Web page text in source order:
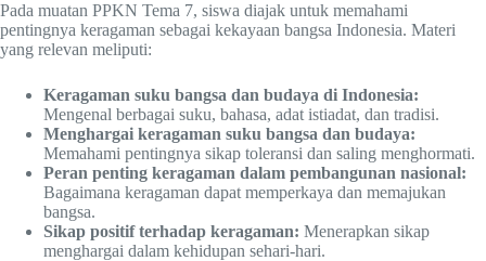
Pada muatan PPKN Tema 7, siswa diajak untuk memahami
pentingnya keragaman sebagai kekayaan bangsa Indonesia. Materi
yang relevan meliputi:
Keragaman suku bangsa dan budaya di Indonesia:
Mengenal berbagai suku, bahasa, adat istiadat, dan tradisi.
Menghargai keragaman suku bangsa dan budaya:
Memahami pentingnya sikap toleransi dan saling menghormati.
Peran penting keragaman dalam pembangunan nasional:
Bagaimana keragaman dapat memperkaya dan memajukan
bangsa.
Sikap positif terhadap keragaman: Menerapkan sikap
menghargai dalam kehidupan sehari-hari.